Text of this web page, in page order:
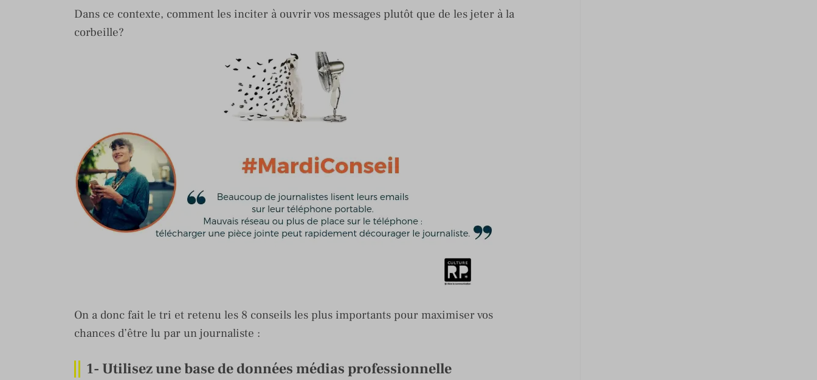
Dans ce contexte, comment les inciter à ouvrir vos messages plutôt que de les jeter à la
corbeille?
On a donc fait le tri et retenu les 8 conseils les plus importants pour maximiser vos
chances d’être lu par un journaliste :
1- Utilisez une base de données médias professionnelle